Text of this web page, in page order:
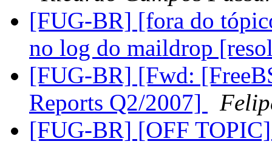
[FUG-BR] [fora do
no log do maildrop
[FUG-BR] [Fwd:
Reports Q2/2007]
[FUG-BR] [OFF